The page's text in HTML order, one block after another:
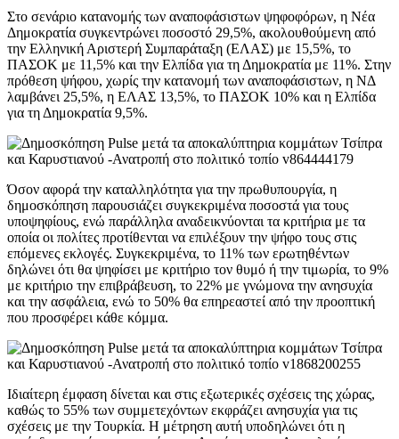
Στο σενάριο κατανομής των αναποφάσιστων ψηφοφόρων, η Νέα
Δημοκρατία συγκεντρώνει ποσοστό 29,5%, ακολουθούμενη από
την Ελληνική Αριστερή Συμπαράταξη (ΕΛΑΣ) με 15,5%, το
ΠΑΣΟΚ με 11,5% και την Ελπίδα για τη Δημοκρατία με 11%. Στην
πρόθεση ψήφου, χωρίς την κατανομή των αναποφάσιστων, η ΝΔ
λαμβάνει 25,5%, η ΕΛΑΣ 13,5%, το ΠΑΣΟΚ 10% και η Ελπίδα
για τη Δημοκρατία 9,5%.
Όσον αφορά την καταλληλότητα για την πρωθυπουργία, η
δημοσκόπηση παρουσιάζει συγκεκριμένα ποσοστά για τους
υποψηφίους, ενώ παράλληλα αναδεικνύονται τα κριτήρια με τα
οποία οι πολίτες προτίθενται να επιλέξουν την ψήφο τους στις
επόμενες εκλογές. Συγκεκριμένα, το 11% των ερωτηθέντων
δηλώνει ότι θα ψηφίσει με κριτήριο τον θυμό ή την τιμωρία, το 9%
με κριτήριο την επιβράβευση, το 22% με γνώμονα την ανησυχία
και την ασφάλεια, ενώ το 50% θα επηρεαστεί από την προοπτική
που προσφέρει κάθε κόμμα.
Ιδιαίτερη έμφαση δίνεται και στις εξωτερικές σχέσεις της χώρας,
καθώς το 55% των συμμετεχόντων εκφράζει ανησυχία για τις
σχέσεις με την Τουρκία. Η μέτρηση αυτή υποδηλώνει ότι η